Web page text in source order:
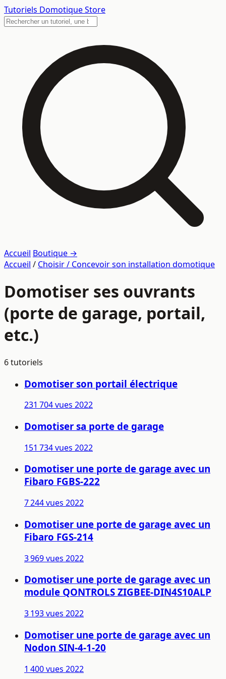
Tutoriels Domotique Store
Accueil Boutique →
Accueil / Choisir / Concevoir son installation domotique
Domotiser ses ouvrants
(porte de garage, portail,
etc.)
6 tutoriels
Domotiser son portail électrique
231 704 vues 2022
Domotiser sa porte de garage
151 734 vues 2022
Domotiser une porte de garage avec un
Fibaro FGBS-222
7 244 vues 2022
Domotiser une porte de garage avec un
Fibaro FGS-214
3 969 vues 2022
Domotiser une porte de garage avec un
module QONTROLS ZIGBEE-DIN4S10ALP
3 193 vues 2022
Domotiser une porte de garage avec un
Nodon SIN-4-1-20
1 400 vues 2022